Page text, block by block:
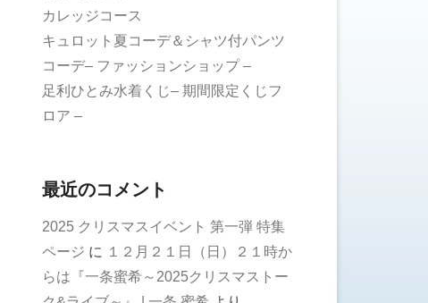
カレッジコース
キュロット夏コーデ＆シャツ付パンツ
コーデ– ファッションショップ –
足利ひとみ水着くじ– 期間限定くじフ
ロア –
最近のコメント
2025 クリスマスイベント 第一弾 特集
ページ に １２月２１日（日）２１時か
らは『一条蜜希～2025クリスマストー